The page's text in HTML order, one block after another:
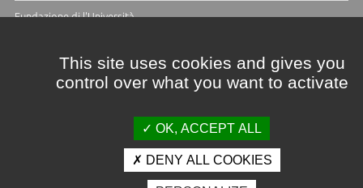
Fundazione di l'Università
Crédits et mentions légales
This site uses cookies and gives you
control over what you want to activate
OK, ACCEPT ALL
DENY ALL COOKIES